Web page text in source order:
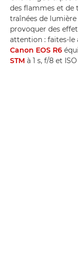
des flammes et de
traînées de
provoquer des
attention : faites-le
Canon EOS R6
STM à 1 s, f/8 et ISO